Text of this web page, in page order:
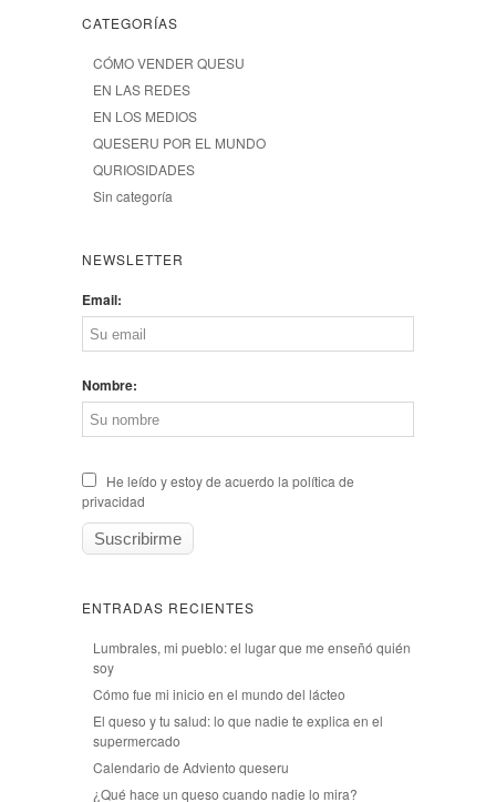
CATEGORÍAS
CÓMO VENDER QUESU
EN LAS REDES
EN LOS MEDIOS
QUESERU POR EL MUNDO
QURIOSIDADES
Sin categoría
NEWSLETTER
Email:
Nombre:
He leído y estoy de acuerdo la política de
privacidad
ENTRADAS RECIENTES
Lumbrales, mi pueblo: el lugar que me enseñó quién
soy
Cómo fue mi inicio en el mundo del lácteo
El queso y tu salud: lo que nadie te explica en el
supermercado
Calendario de Adviento queseru
¿Qué hace un queso cuando nadie lo mira?